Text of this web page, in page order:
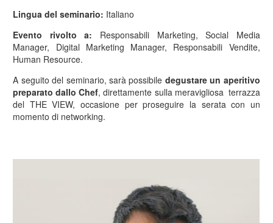
Lingua del seminario: Italiano
Evento rivolto a: Responsabili Marketing, Social Media
Manager, Digital Marketing Manager, Responsabili Vendite,
Human Resource.
A seguito del seminario, sarà possibile degustare un aperitivo
preparato dallo Chef, direttamente sulla meravigliosa terrazza
del THE VIEW, occasione per proseguire la serata con un
momento di networking.